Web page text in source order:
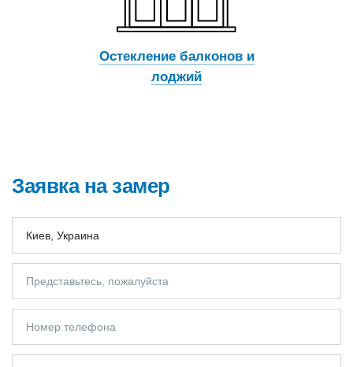
Остекление балконов и
лоджий
Заявка на замер